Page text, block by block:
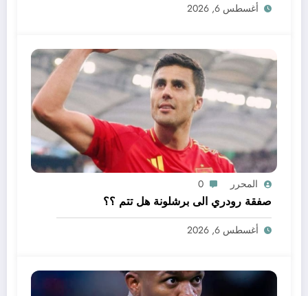
أغسطس 6, 2026
المحرر 0
صفقة رودري الى برشلونة هل تتم ؟؟
أغسطس 6, 2026